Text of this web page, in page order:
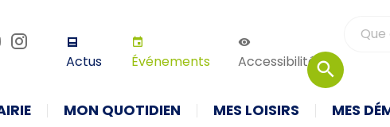
Actus Événements Accessibilité
MON QUOTIDIEN MES LOISIRS MES